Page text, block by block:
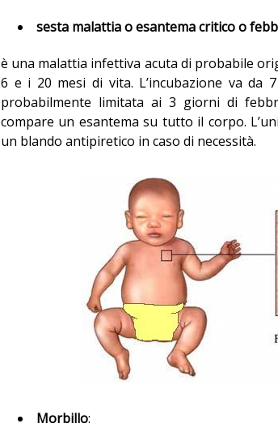
sesta malattia o esantema critico o
è una malattia infettiva acuta di probabile
6 e i 20 mesi di vita. L’incubazione va da
probabilmente limitata ai 3 giorni di
compare un esantema su tutto il corpo.
un blando antipiretico in caso di necessità.
Morbillo: